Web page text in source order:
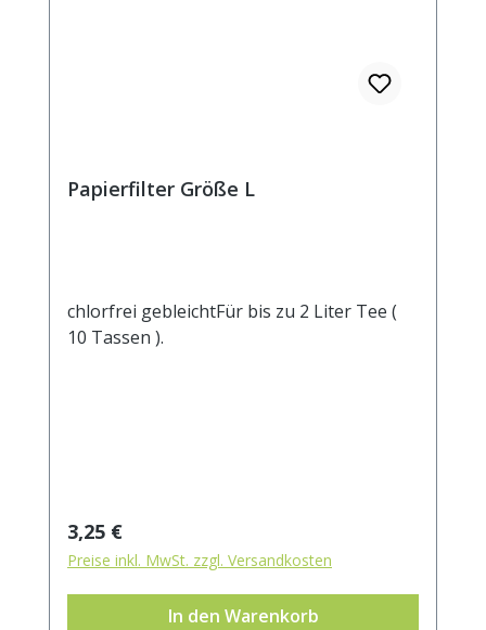
Papierfilter Größe L
chlorfrei gebleichtFür bis zu 2 Liter Tee (
10 Tassen ).
Regulärer Preis:
3,25 €
Preise inkl. MwSt. zzgl. Versandkosten
In den Warenkorb